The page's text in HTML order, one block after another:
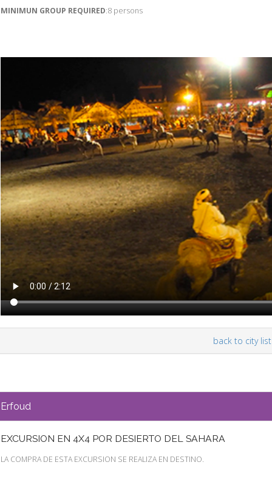
MINIMUN GROUP REQUIRED:8 persons
back to city list
Erfoud
EXCURSION EN 4X4 POR DESIERTO DEL SAHARA
LA COMPRA DE ESTA EXCURSION SE REALIZA EN DESTINO.